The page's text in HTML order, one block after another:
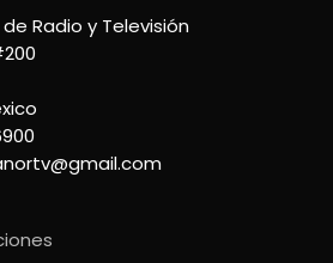
Radio y Televisión